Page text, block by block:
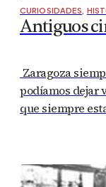
CURIOSIDADES,
Antiguos
Zaragoza
podíamos dejar
que siempre